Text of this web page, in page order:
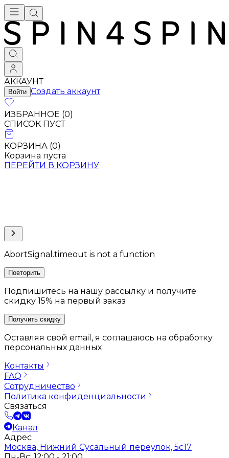
АККАУНТ
Войти Создать аккаунт
ИЗБРАННОЕ (0)
СПИСОК ПУСТ
КОРЗИНА (0)
Корзина пуста
ПЕРЕЙТИ В КОРЗИНУ
AbortSignal.timeout is not a function
Повторить
Подпишитесь на нашу рассылку и получите
скидку 15% на первый заказ
Получить скидку
Оставляя свой email, я соглашаюсь на обработку
персональных данных
Контакты
FAQ
Сотрудничество
Политика конфиденциальности
Связаться
Канал
Адрес
Москва, Нижний Сусальный переулок, 5с17